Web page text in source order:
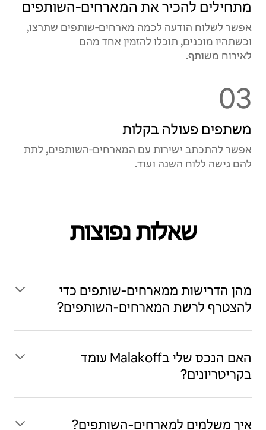
מתחילים להכיר את המארחים‑השותפים
אפשר לשלוח הודעה לכמה מארחים‑שותפים שתרצו,
וכשתהיו מוכנים, תוכלו להזמין אחד מהם
לאירוח משותף.
03
משתפים פעולה בקלות
אפשר להתכתב ישירות עם המארחים‑השותפים, לתת
להם גישה ללוח השנה ועוד.
שאלות נפוצות
מהן הדרישות ממארחים‑שותפים כדי
להצטרף לרשת המארחים‑השותפים?
האם הנכס שלי בMalakoff עומד
בקריטריונים?
איך משלמים למארחים‑השותפים?